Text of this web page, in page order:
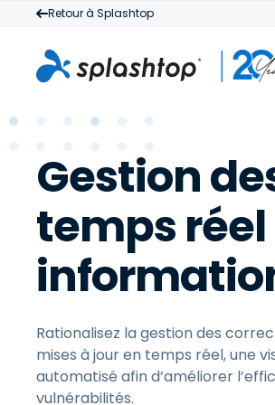
Retour à Splashtop
Gestion
temps
Rationalisez la gestion des
mises à jour en temps réel, une
automatisé afin d’améliorer
vulnérabilités.